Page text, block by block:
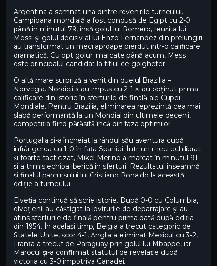
Argentina a semnat una dintre revenirile turneului.
Campioana mondială a fost condusă de Egipt cu 2-0
până în minutul 79, însă golul lui Romero, reușita lui
Messi și golul decisiv al lui Enzo Fernandez din prelungiri
au transformat un meci aproape pierdut într-o calificare
dramatică. Cu opt goluri marcate până acum, Messi
este principalul candidat la titlul de golgheter.
O altă mare surpriză a venit din duelul Brazilia –
Norvegia. Nordicii s-au impus cu 2-1 și au obținut prima
calificare din istorie în sferturile de finală ale Cupei
Mondiale. Pentru Brazilia, eliminarea reprezintă cea mai
slabă performanță la un Mondial din ultimele decenii,
competiția fiind părăsită încă din faza optimilor.
Portugalia și-a încheiat la rândul său aventura după
înfrângerea cu 1-0 în fața Spaniei. Într-un meci echilibrat
și foarte tacticizat, Mikel Merino a marcat în minutul 91
și a trimis echipa iberică în sferturi. Rezultatul înseamnă
și finalul parcursului lui Cristiano Ronaldo la această
ediție a turneului.
Elveția continuă să scrie istorie. După 0-0 cu Columbia,
elvețienii au câștigat la loviturile de departajare și au
atins sferturile de finală pentru prima dată după ediția
din 1954. În același timp, Belgia a trecut categoric de
Statele Unite, scor 4-1, Anglia a eliminat Mexicul cu 3-2,
Franța a trecut de Paraguay prin golul lui Mbappe, iar
Marocul și-a confirmat statutul de revelație după
victoria cu 3-0 împotriva Canadei.